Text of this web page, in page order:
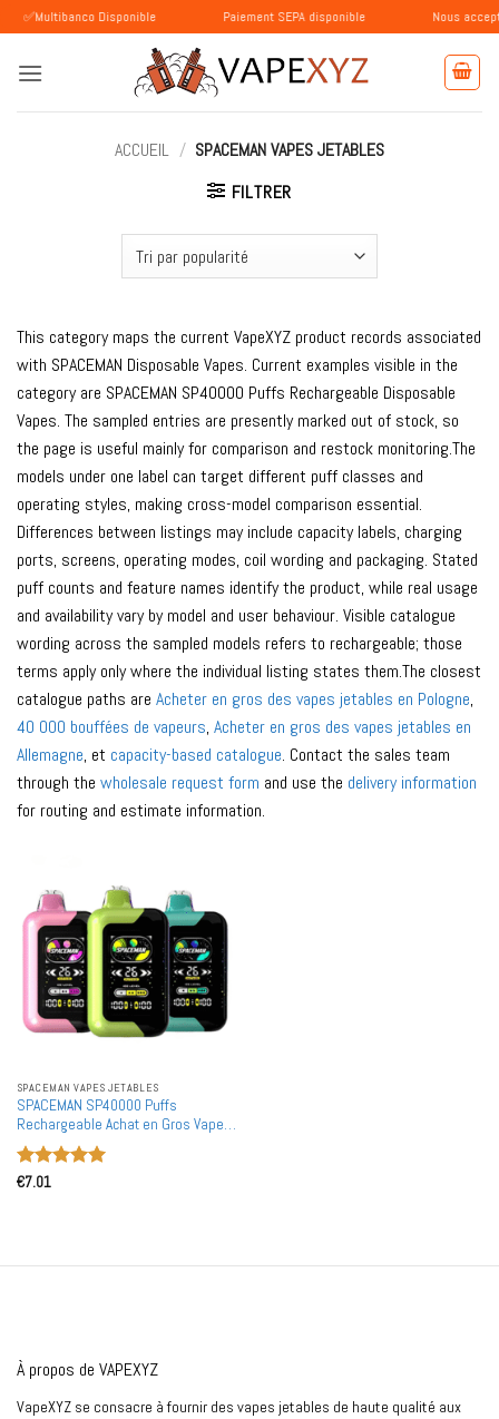
Passer
au
contenu
Disponible Paiement SEPA disponible Nous acceptons les
ACCUEIL / SPACEMAN VAPES JETABLES
FILTRER
This category maps the current VapeXYZ product records associated
with SPACEMAN Disposable Vapes. Current examples visible in the
category are SPACEMAN SP40000 Puffs Rechargeable Disposable
Vapes. The sampled entries are presently marked out of stock, so
the page is useful mainly for comparison and restock monitoring.The
models under one label can target different puff classes and
operating styles, making cross-model comparison essential.
Differences between listings may include capacity labels, charging
ports, screens, operating modes, coil wording and packaging. Stated
puff counts and feature names identify the product, while real usage
and availability vary by model and user behaviour. Visible catalogue
wording across the sampled models refers to rechargeable; those
terms apply only where the individual listing states them.The closest
catalogue paths are Acheter en gros des vapes jetables en Pologne,
40 000 bouffées de vapeurs, Acheter en gros des vapes jetables en
Allemagne, et capacity-based catalogue. Contact the sales team
through the wholesale request form and use the delivery information
for routing and estimate information.
SPACEMAN VAPES JETABLES
SPACEMAN SP40000 Puffs
Rechargeable Achat en Gros Vapes
Jetables en Gros
Note
€7.01
À propos de VAPEXYZ
VapeXYZ se consacre à fournir des vapes jetables de haute qualité aux